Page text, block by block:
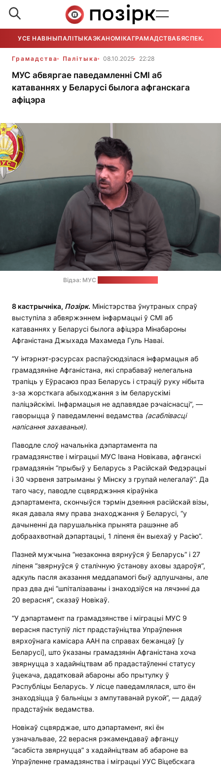
УСЕ НАВІНЫПАЛІТЫКАЭКАНОМІКАГРАМАДСТВАБЯСПЕКА
Грамадства Палітыка 08.10.2025 22:28
МУС абвяргае паведамленні СМІ аб
катаваннях у Беларусі былога афганскага
афіцэра
Відэа: МУС
8 кастрычніка, Позірк. Міністэрства ўнутраных спраў
выступіла з абвяржэннем інфармацыі ў СМІ аб
катаваннях у Беларусі былога афіцэра Мінабароны
Афганістана Джыхада Махамеда Гуль Наваі.
“У інтэрнэт-рэсурсах распаўсюдзілася інфармацыя аб
грамадзяніне Афганістана, які спрабаваў нелегальна
трапіць у Еўрасаюз праз Беларусь і страціў руку нібыта
з-за жорсткага абыходжання з ім беларускімі
паліцэйскімі. Інфармацыя не адпавядае рэчаіснасці”, —
гаворыцца ў паведамленні ведамства (асаблівасці
напісання захаваныя).
Паводле слоў начальніка дэпартамента па
грамадзянстве і міграцыі МУС Івана Новікава, афганскі
грамадзянін “прыбыў у Беларусь з Расійскай Федэрацыі
і 30 чэрвеня затрыманы ў Мінску з групай нелегалаў”. Да
таго часу, паводле сцвярджэння кіраўніка
дэпартамента, скончыўся тэрмін дзеяння расійскай візы,
якая давала яму права знаходжання ў Беларусі, “у
дачыненні да парушальніка прынята рашэнне аб
добраахвотнай дэпартацыі, 1 ліпеня ён выехаў у Расію”.
Пазней мужчына “незаконна вярнуўся ў Беларусь” і 27
ліпеня “звярнуўся ў сталічную ўстанову аховы здароўя”,
адкуль пасля аказання меддапамогі быў адпушчаны, але
праз два дні “шпіталізаваны і знаходзіўся на лячэнні да
20 верасня”, сказаў Новікаў.
“У дэпартамент па грамадзянстве і міграцыі МУС 9
верасня паступіў ліст прадстаўніцтва Упраўлення
вярхоўнага камісара ААН па справах бежанцаў [у
Беларусі], што ўказаны грамадзянін Афганістана хоча
звярнуцца з хадайніцтвам аб прадастаўленні статусу
ўцекача, дадатковай абароны або прытулку ў
Рэспубліцы Беларусь. У лісце паведамлялася, што ён
знаходзіцца ў бальніцы з ампутаванай рукой”, — дадаў
прадстаўнік ведамства.
Новікаў сцвярджае, што дэпартамент, які ён
узначальвае, 22 верасня рэкамендаваў афганцу
“асабіста звярнуцца” з хадайніцтвам аб абароне ва
Упраўленне грамадзянства і міграцыі УУС Віцебскага